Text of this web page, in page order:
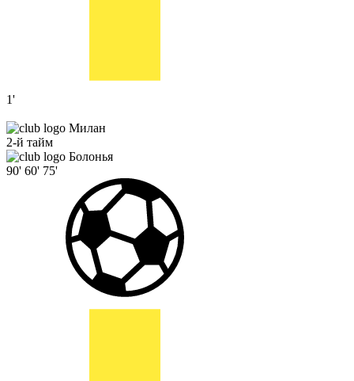
1'
Милан
2-й тайм
Болонья
90' 60' 75'